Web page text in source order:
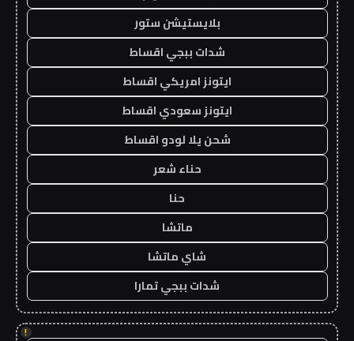
بلايستيشن ستور
شدات ببجي اقساط
ايتونز امريكي اقساط
ايتونز سعودي اقساط
شحن يلا لودو اقساط
حناء شعر
حنا
ماتشا
شاي ماتشا
شدات ببجي تمارا
!